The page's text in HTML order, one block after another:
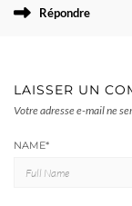
Répondre
LAISSER UN
Votre adresse e-mail ne
NAME*